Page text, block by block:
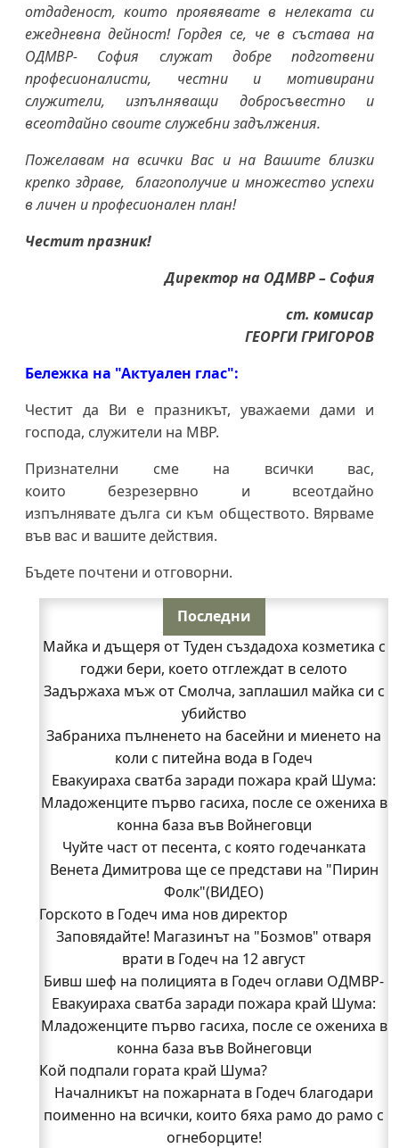
отдаденост, които проявявате в нелеката си
ежедневна дейност! Гордея се, че в състава на
ОДМВР- София служат добре подготвени
професионалисти, честни и мотивирани
служители, изпълняващи добросъвестно и
всеотдайно своите служебни задължения.
Пожелавам на всички Вас и на Вашите близки
крепко здраве, благополучие и множество успехи
в личен и професионален план!
Честит празник!
Директор на ОДМВР – София
ст. комисар
ГЕОРГИ ГРИГОРОВ
Бележка на "Актуален глас":
Честит да Ви е празникът, уважаеми дами и
господа, служители на МВР.
Признателни сме на всички вас,
които безрезервно и всеотдайно
изпълнявате дълга си към обществото. Вярваме
във вас и вашите действия.
Бъдете почтени и отговорни.
Последни
Майка и дъщеря от Туден създадоха козметика с
годжи бери, което отглеждат в селото
Задържаха мъж от Смолча, заплашил майка си с
убийство
Забраниха пълненето на басейни и миенето на
коли с питейна вода в Годеч
Евакуираха сватба заради пожара край Шума:
Младоженците първо гасиха, после се ожениха в
конна база във Войнеговци
Чуйте част от песента, с която годечанката
Венета Димитрова ще се представи на "Пирин
Фолк"(ВИДЕО)
Горското в Годеч има нов директор
Заповядайте! Магазинът на "Бозмов" отваря
врати в Годеч на 12 август
Бивш шеф на полицията в Годеч оглави ОДМВР-
Видин
Кой подпали гората край Шума?
Младежи от Люлин и Део сред първите
доброволци на пожара край Шума (СНИМКИ)
Началникът на пожарната в Годеч благодари
поименно на всички, които бяха рамо до рамо с
огнеборците!
Евакуираха сватба заради пожара край Шума:
Младоженците първо гасиха, после се ожениха в
конна база във Войнеговци
Кой подпали гората край Шума?
Началникът на пожарната в Годеч благодари
поименно на всички, които бяха рамо до рамо с
огнеборците!